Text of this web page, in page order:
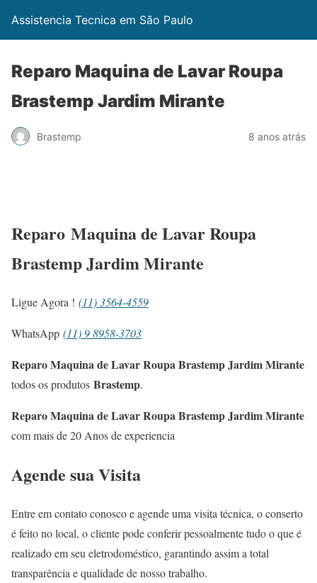
Assistencia Tecnica em São Paulo
Reparo Maquina de Lavar Roupa
Brastemp Jardim Mirante
Brastemp 8 anos atrás
Reparo Maquina de Lavar Roupa
Brastemp Jardim Mirante
Ligue Agora ! (11) 3564-4559
WhatsApp (11) 9 8958-3703
Reparo Maquina de Lavar Roupa Brastemp Jardim Mirante
todos os produtos Brastemp.
Reparo Maquina de Lavar Roupa Brastemp Jardim Mirante
com mais de 20 Anos de experiencia
Agende sua Visita
Entre em contato conosco e agende uma visita técnica, o conserto
é feito no local, o cliente pode conferir pessoalmente tudo o que é
realizado em seu eletrodoméstico, garantindo assim a total
transparência e qualidade de nosso trabalho.